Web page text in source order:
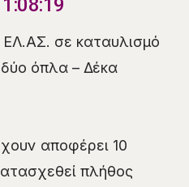
1:08:19
ΕΛ.ΑΣ. σε καταυλισμό
όπλα – Δέκα
αποφέρει 10
πλήθος